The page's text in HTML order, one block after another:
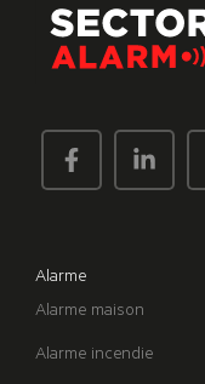
Alarme
Alarme maison
Alarme incendie